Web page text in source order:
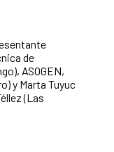
de
ASOGEN,
y Marta Tuyuc
(Las